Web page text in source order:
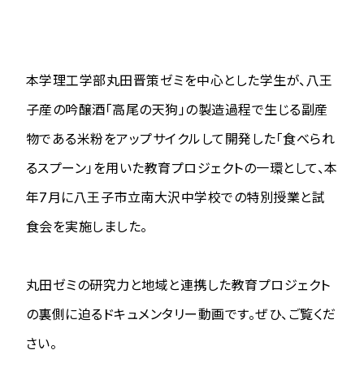
本学理工学部丸田晋策ゼミを中心とした学生が、八王
子産の吟醸酒「高尾の天狗」の製造過程で生じる副産
物である米粉をアップサイクルして開発した「食べられ
るスプーン」を用いた教育プロジェクトの一環として、本
年7月に八王子市立南大沢中学校での特別授業と試
食会を実施しました。
丸田ゼミの研究力と地域と連携した教育プロジェクト
の裏側に迫るドキュメンタリー動画です。ぜひ、ご覧くだ
さい。